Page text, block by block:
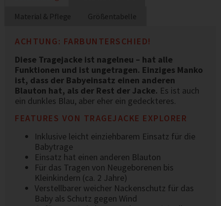
Material & Pflege
Größentabelle
ACHTUNG: FARBUNTERSCHIED!
Diese Tragejacke ist nagelneu – hat alle
Funktionen und ist ungetragen. Einziges Manko
ist, dass der Babyeinsatz einen anderen
Blauton hat, als der Rest der Jacke. Es ist auch
ein dunkles Blau, aber eher ein gedeckteres.
FEATURES VON TRAGEJACKE EXPLORER
Inklusive leicht einziehbarem Einsatz für die
Babytrage
Einsatz hat einen anderen Blauton
Für das Tragen von Neugeborenen bis
Kleinkindern (ca. 2 Jahre)
Verstellbarer weicher Nackenschutz für das
Baby als Schutz gegen Wind